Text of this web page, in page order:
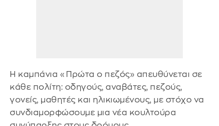
Η καμπάνια «Πρώτα ο πεζός» απευθύνεται σε
κάθε πολίτη: οδηγούς, αναβάτες, πεζούς,
γονείς, μαθητές και ηλικιωμένους, με στόχο να
συνδιαμορφώσουμε μια νέα κουλτούρα